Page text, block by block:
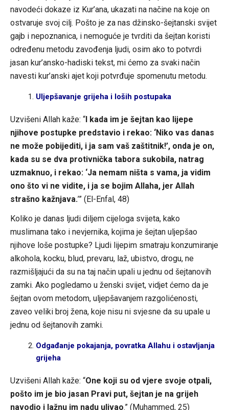
navodeći dokaze iz Kur’ana, ukazati na načine na koje on
ostvaruje svoj cilj. Pošto je za nas džinsko-šejtanski svijet
gajb i nepoznanica, i nemoguće je tvrditi da šejtan koristi
određenu metodu zavođenja ljudi, osim ako to potvrdi
jasan kur’ansko-hadiski tekst, mi ćemo za svaki način
navesti kur’anski ajet koji potvrđuje spomenutu metodu.
Uljepšavanje grijeha i loših postupaka
Uzvišeni Allah kaže: “I kada im je šejtan kao lijepe
njihove postupke predstavio i rekao: ‘Niko vas danas
ne može pobijediti, i ja sam vaš zaštitnik!’, onda je on,
kada su se dva protivnička tabora sukobila, natrag
uzmaknuo, i rekao: ‘Ja nemam ništa s vama, ja vidim
ono što vi ne vidite, i ja se bojim Allaha, jer Allah
strašno kažnjava.’” (El-Enfal, 48)
Koliko je danas ljudi diljem cijeloga svijeta, kako
muslimana tako i nevjernika, kojima je šejtan uljepšao
njihove loše postupke? Ljudi lijepim smatraju konzumiranje
alkohola, kocku, blud, prevaru, laž, ubistvo, drogu, ne
razmišljajući da su na taj način upali u jednu od šejtanovih
zamki. Ako pogledamo u ženski svijet, vidjet ćemo da je
šejtan ovom metodom, uljepšavanjem razgolićenosti,
zaveo veliki broj žena, koje nisu ni svjesne da su upale u
jednu od šejtanovih zamki.
Odgađanje pokajanja, povratka Allahu i ostavljanja
grijeha
Uzvišeni Allah kaže: “One koji su od vjere svoje otpali,
pošto im je bio jasan Pravi put, šejtan je na grijeh
navodio i lažnu im nadu ulivao.” (Muhammed, 25)